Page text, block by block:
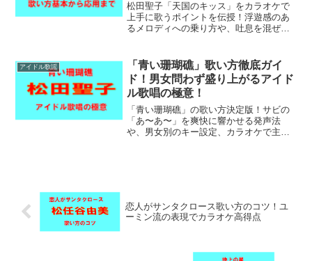
松田聖子「天国のキッス」をカラオケで
上手に歌うポイントを伝授！浮遊感のあ
るメロディへの乗り方や、吐息を混ぜた
を読んで練習すれば、最高得点アップも
夢ではありません！
アイドル歌謡
「青い珊瑚礁」歌い方徹底ガイ
ド！男女問わず盛り上がるアイド
ル歌唱の極意！
「青い珊瑚礁」の歌い方決定版！サビの
「あ〜あ〜」を爽快に響かせる発声法
や、男女別のキー設定、カラオケで主役
恋人がサンタクロース歌い方のコツ！ユ
ーミン流の表現でカラオケ高得点